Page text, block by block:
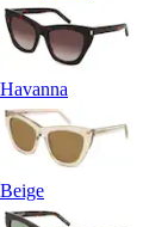
Havanna
Beige